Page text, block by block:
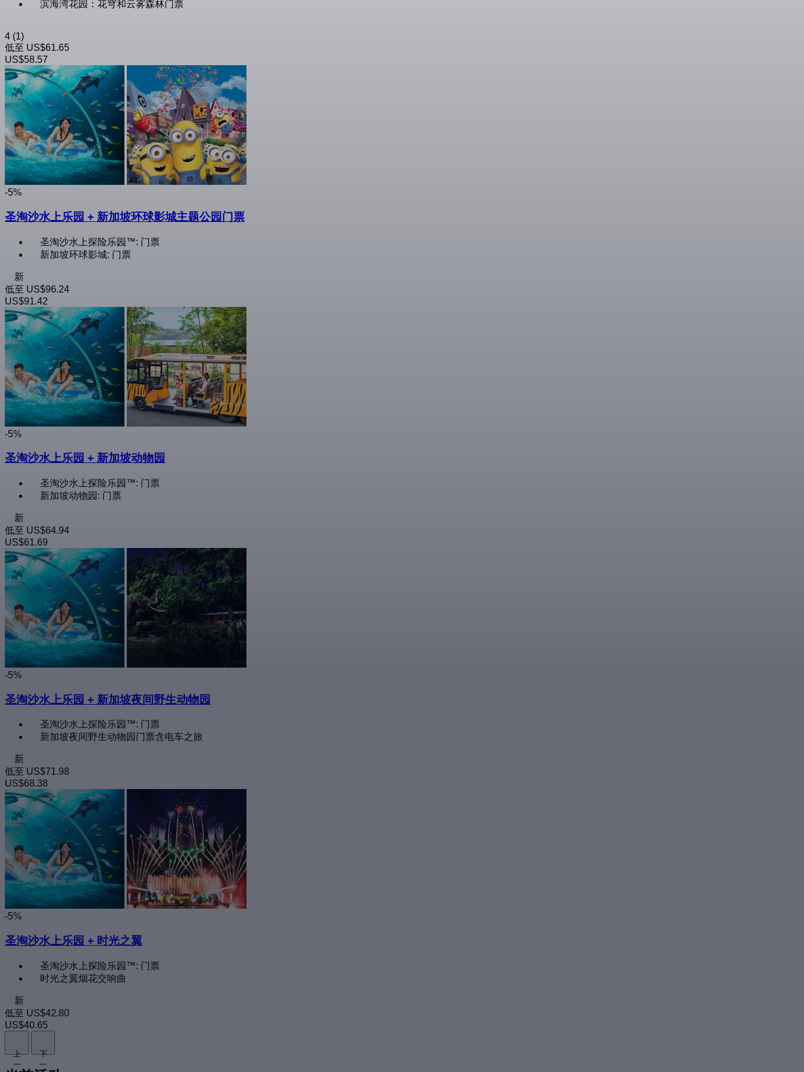
滨海湾花园：花穹和云雾森林门票
4 (1)
低至 US$61.65
US$58.57
-5%
圣淘沙水上乐园 + 新加坡环球影城主题公园门票
圣淘沙水上探险乐园™: 门票
新加坡环球影城: 门票
新
低至 US$96.24
US$91.42
-5%
圣淘沙水上乐园 + 新加坡动物园
圣淘沙水上探险乐园™: 门票
新加坡动物园: 门票
新
低至 US$64.94
US$61.69
-5%
圣淘沙水上乐园 + 新加坡夜间野生动物园
圣淘沙水上探险乐园™: 门票
新加坡夜间野生动物园门票含电车之旅
新
低至 US$71.98
US$68.38
-5%
圣淘沙水上乐园 + 时光之翼
圣淘沙水上探险乐园™: 门票
时光之翼烟花交响曲
新
低至 US$42.80
US$40.65
上
一
下
一